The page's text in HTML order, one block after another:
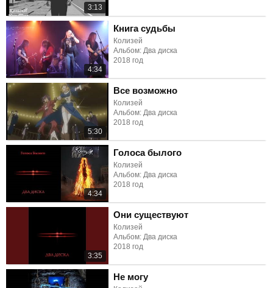
3:13
4:34
Книга судьбы
Колизей
Альбом: Два диска
2018 год
5:30
Все возможно
Колизей
Альбом: Два диска
2018 год
4:34
Голоса былого
Колизей
Альбом: Два диска
2018 год
3:35
Они существуют
Колизей
Альбом: Два диска
2018 год
Не могу